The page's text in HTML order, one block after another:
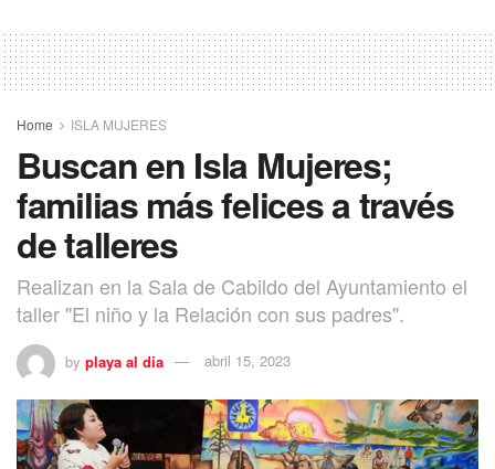
Home ISLA MUJERES
Buscan en Isla Mujeres;
familias más felices a través
de talleres
Realizan en la Sala de Cabildo del Ayuntamiento el
taller "El niño y la Relación con sus padres".
by playa al dia abril 15, 2023